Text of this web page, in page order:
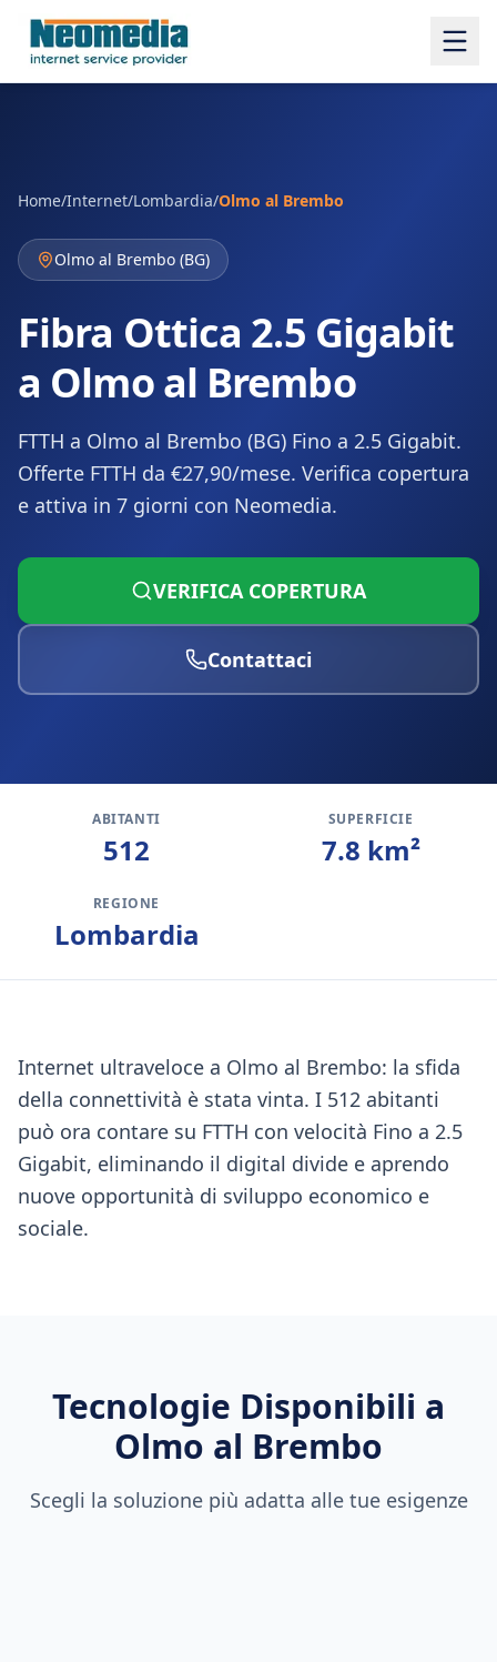
Home/Internet/Lombardia/Olmo al Brembo
Olmo al Brembo (BG)
Fibra Ottica 2.5 Gigabit
a Olmo al Brembo
FTTH a Olmo al Brembo (BG) Fino a 2.5 Gigabit.
Offerte FTTH da €27,90/mese. Verifica copertura
e attiva in 7 giorni con Neomedia.
VERIFICA COPERTURA
Contattaci
ABITANTI
512
SUPERFICIE
7.8 km²
REGIONE
Lombardia
Internet ultraveloce a Olmo al Brembo: la sfida
della connettività è stata vinta. I 512 abitanti
può ora contare su FTTH con velocità Fino a 2.5
Gigabit, eliminando il digital divide e aprendo
nuove opportunità di sviluppo economico e
sociale.
Tecnologie Disponibili a
Olmo al Brembo
Scegli la soluzione più adatta alle tue esigenze